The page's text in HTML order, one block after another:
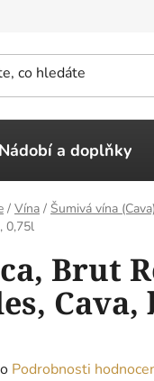
Nádobí a doplňky
/ Vína / Šumivá vína (Cava)
0,75l
Brut
Podrobnosti